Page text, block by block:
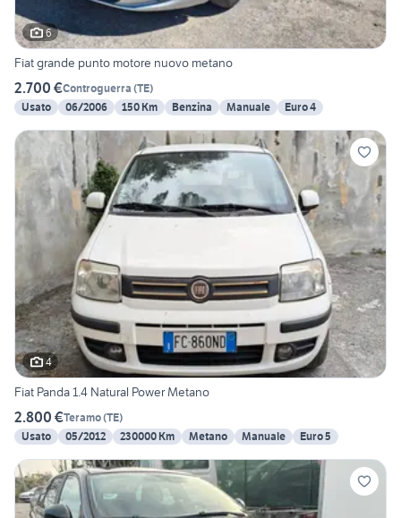
6
Fiat grande punto motore nuovo metano
2.700 €Controguerra (TE)
Usato
06/2006 150 Km Benzina Manuale Euro 4
4
Fiat Panda 1.4 Natural Power Metano
2.800 €Teramo(TE)
Usato
05/2012 230000 Km Metano Manuale Euro 5